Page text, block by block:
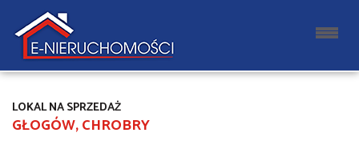
GŁOGÓW, CHROBRY
LOKAL NA SPRZEDAŻ